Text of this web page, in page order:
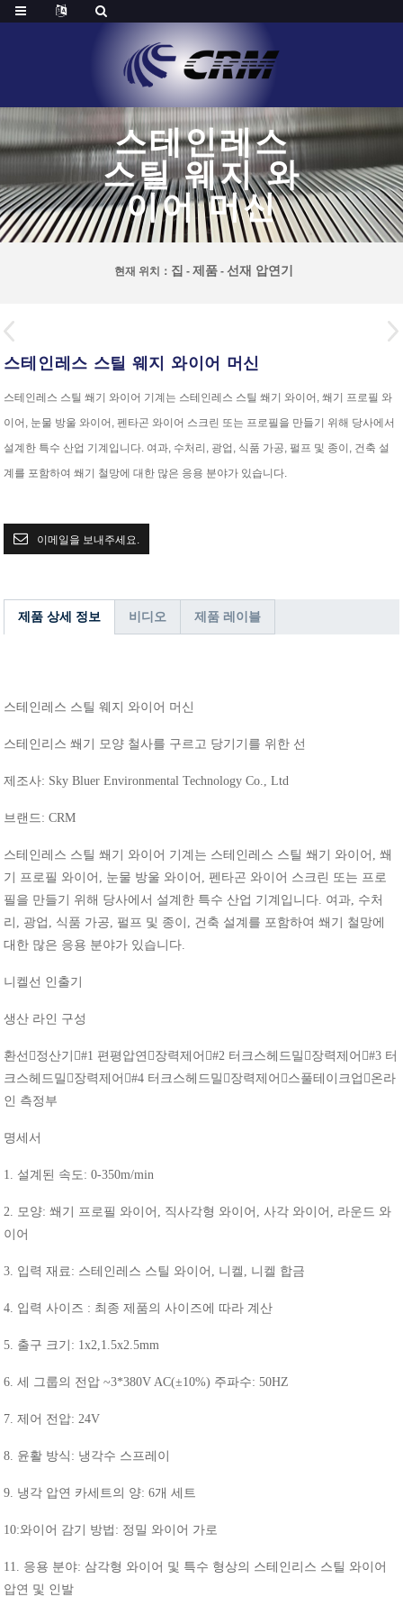
스테인레스
스틸 웨지 와
이어 머신
현재 위치： 집 - 제품 - 선재 압연기
스테인레스 스틸 웨지 와이어 머신
스테인레스 스틸 쐐기 와이어 기계는 스테인레스 스틸 쐐기 와이어, 쐐기 프로필 와
이어, 눈물 방울 와이어, 펜타곤 와이어 스크린 또는 프로필을 만들기 위해 당사에서
설계한 특수 산업 기계입니다. 여과, 수처리, 광업, 식품 가공, 펄프 및 종이, 건축 설
계를 포함하여 쐐기 철망에 대한 많은 응용 분야가 있습니다.
이메일을 보내주세요.
제품 상세 정보 비디오 제품 레이블
스테인레스 스틸 웨지 와이어 머신
스테인리스 쐐기 모양 철사를 구르고 당기기를 위한 선
제조사: Sky Bluer Environmental Technology Co., Ltd
브랜드: CRM
스테인레스 스틸 쐐기 와이어 기계는 스테인레스 스틸 쐐기 와이어 ,쐐
기
프로필 와이어 , 눈물 방울 와이어 ,펜타곤 와이어 스크린 또는 프로
필을 만들기 위해 당사에서 설계한 특수 산업 기계입니다. 여과, 수처
리 , 광업 , 식품 가공, 펄프 및 종이 , 건축 설계를 포함하여 쐐기
철망에
대한 많은 응용 분야가 있습니다.
니켈선 인출기
생산 라인 구성
환선 정산기#1 편평압연 장력제어 #2 터크스헤드밀 장력제어 #3 터
크스헤드밀 장력제어 #4 터크스헤드밀 장력제어 스풀테이크업 온라
인 측정부
명세서
1. 설계된 속도: 0-350m/min
2. 모양:쐐기 프로필 와이어 , 직사각형 와이어 ,사각 와이어 , 라운드 와
이어
3. 입력 재료: 스테인레스 스틸 와이어 , 니켈 , 니켈 합금
4. 입력 사이즈 : 최종 제품의 사이즈에 따라 계산
5. 출구 크기 : 1x2,1.5x2.5mm
6.세 그룹의 전압 ~3*380V AC(±10%) 주파수: 50HZ
7.제어 전압: 24V
8. 윤활 방식 : 냉각수 스프레이
9. 냉각 압연 카세트의 양: 6개 세트
10:와이어 감기 방법 : 정밀 와이어 가로
11. 응용 분야: 삼각형 와이어 및 특수 형상의 스테인리스 스틸 와이어
압연 및 인발